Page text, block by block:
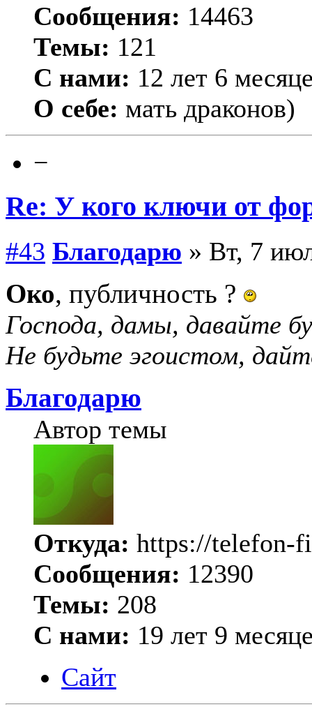
Сообщения: 14463
Темы: 121
С нами: 12 лет 6
О себе: мать драконов)
−
Re: У кого ключи от
#43 Благодарю » Вт, 7
Око, публичность ?
Господа, дамы, давайте
Не будьте эгоистом,
Благодарю
Автор темы
Откуда: https://telefon-
Сообщения: 12390
Темы: 208
С нами: 19 лет 9
Сайт